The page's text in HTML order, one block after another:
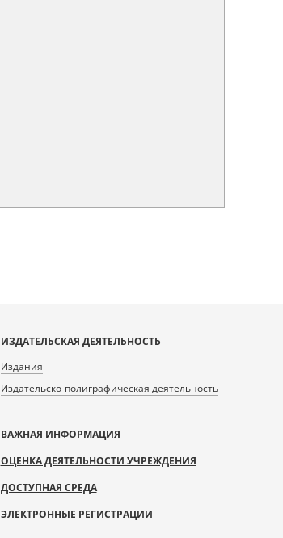
ИЗДАТЕЛЬСКАЯ ДЕЯТЕЛЬНОСТЬ
Издания
Издательско-полиграфическая деятельность
ВАЖНАЯ ИНФОРМАЦИЯ
ОЦЕНКА ДЕЯТЕЛЬНОСТИ УЧРЕЖДЕНИЯ
ДОСТУПНАЯ СРЕДА
ЭЛЕКТРОННЫЕ РЕГИСТРАЦИИ